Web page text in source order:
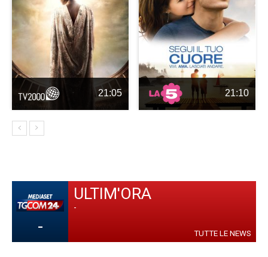
21:05 21:10
-
ULTIM'ORA
-
TUTTE LE NEWS